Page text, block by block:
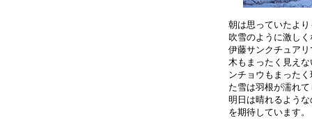
朝は思っていたよ
吹雪のように激し
伊藤サンクチュア
木もまったく見え
ンチョウもまった
た雪は羽根が濡れ
明日は晴れるよう